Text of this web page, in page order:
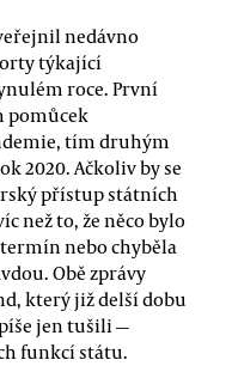
nedávno
týkající
roce. První
pomůcek
tím druhým
2020. Ačkoliv by se
přístup státních
než to, že něco bylo
nebo chyběla
Obě zprávy
který již delší dobu
jen tušili —
funkcí státu.